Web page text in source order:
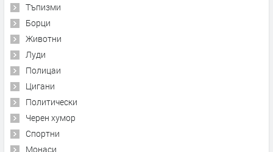
Тъпизми
Борци
Животни
Луди
Полицаи
Цигани
Политически
Черен хумор
Спортни
Монаси